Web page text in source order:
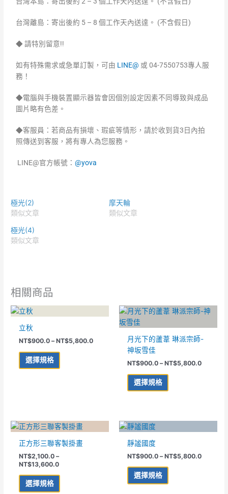
台灣離島：寄出後約 5 – 8 個工作天內送達。 (不含假日)
◆ 請特別留意!!
如有特殊需求或急單訂製，可由 LINE@ 或 04-7550753專人服
務！
◆電腦與手機裝置顯示器皆會因個別設定因素不同導致與成品
圖片略有色差。
◆客服員：若商品有損壞、瑕疵等情形，請於收到貨3日內拍
照傳送到客服，將有專人為您服務。
LINE@官方帳號：@yova
極光(2)
類似文章
摩天輪
類似文章
極光(4)
類似文章
相關商品
立秋
NT$900.0 – NT$5,800.0
格
NT$900.0
選擇規格
有
多
種
產
品
頁
面
擇
月光下的蘆葦 琳派宗師-
神坂雪佳
NT$900.0 – NT$5,800.0
價
格
選擇規格
此
有
種
款
式。
產
品
面
選
正方形三聯客製掛畫
NT$2,100.0 –
NT$13,600.0
價
格
範
圍：
NT$2,100.0
到
選擇規格
此
品
有
靜謐國度
NT$900.0 – NT$5,800.0
格
選擇規格
有
種